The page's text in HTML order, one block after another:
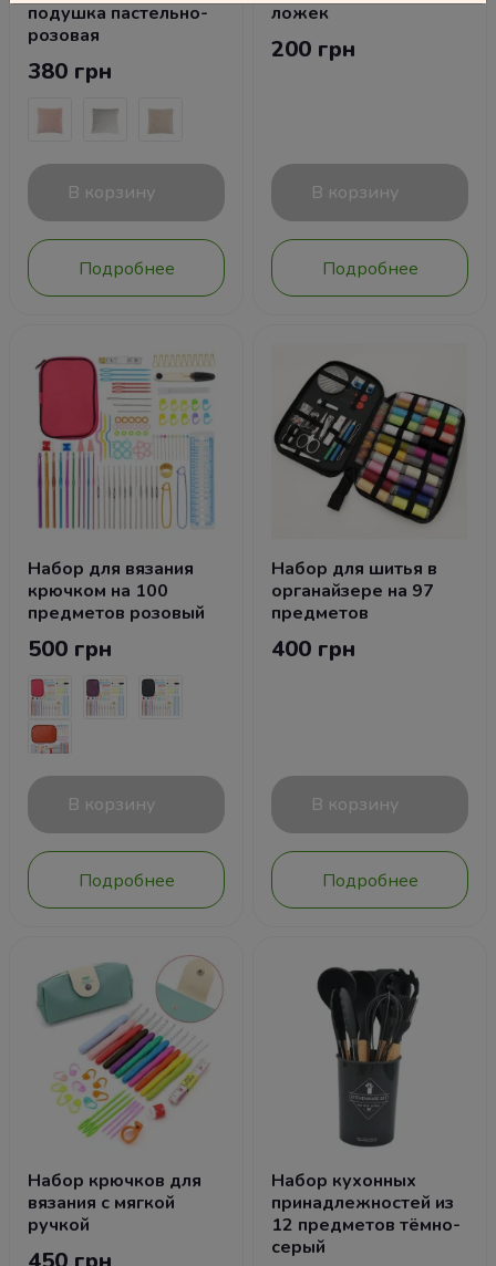
подушка пастельно-
розовая
380 грн
В корзину
Подробнее
ложек
200 грн
В корзину
Подробнее
Набор для вязания
крючком на 100
предметов розовый
500 грн
В корзину
Подробнее
Набор для шитья в
органайзере на 97
предметов
400 грн
В корзину
Подробнее
Набор крючков для
вязания с мягкой
ручкой
Набор кухонных
принадлежностей из
12 предметов тёмно-
серый